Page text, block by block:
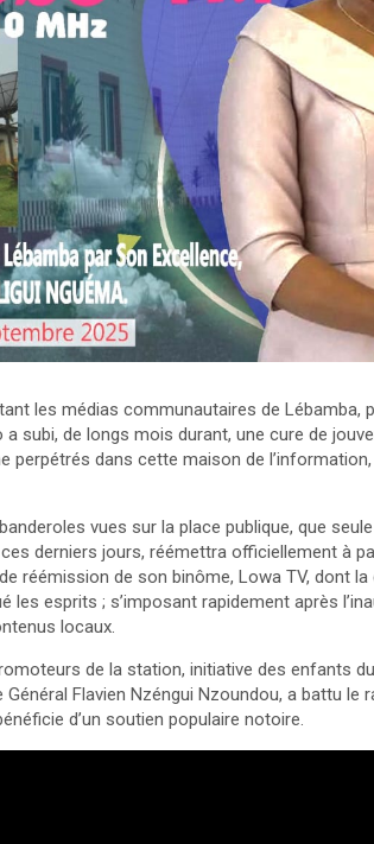
les médias communautaires de Lébamba,
subi, de longs mois durant, une cure de
perpétrés dans cette maison de
vues sur la place publique, que seule
derniers jours, réémettra officiellement à
réémission de son binôme, Lowa TV, dont la
esprits ; s’imposant rapidement après
locaux.
de la station, initiative des enfants
Flavien Nzéngui Nzoundou, a battu le
d’un soutien populaire notoire.